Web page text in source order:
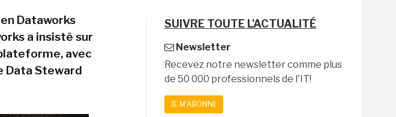
Dataworks
a insisté sur
avec
Data Steward
SUIVRE TOUTE L'ACTUALITÉ
Newsletter
Recevez notre newsletter comme plus
de 50 000 professionnels de l'IT!
JE M'ABONNE